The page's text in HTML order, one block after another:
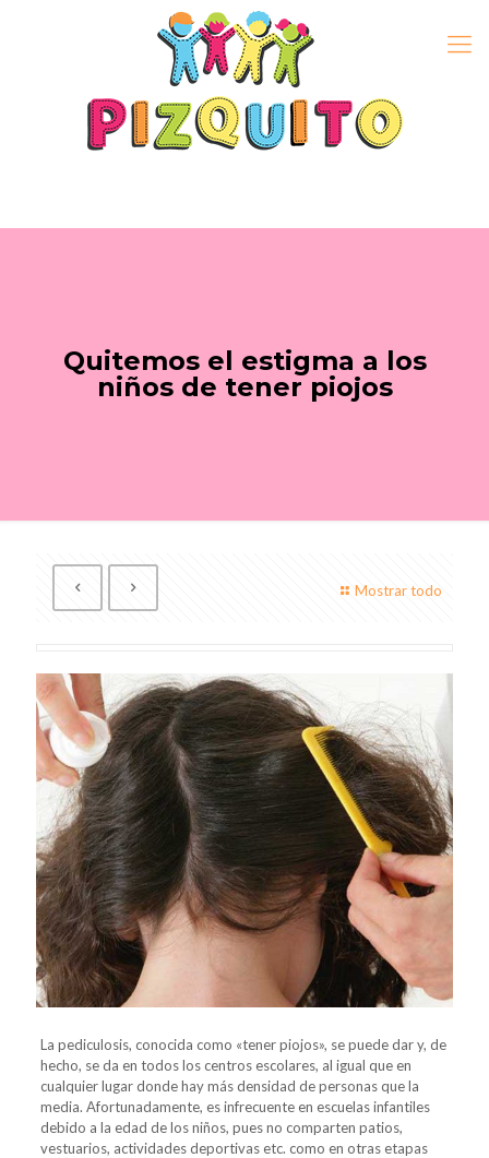
Quitemos el estigma a los
niños de tener piojos
Mostrar todo
La pediculosis, conocida como «tener piojos», se puede dar y, de
hecho, se da en todos los centros escolares, al igual que en
cualquier lugar donde hay más densidad de personas que la
media. Afortunadamente, es infrecuente en escuelas infantiles
debido a la edad de los niños, pues no comparten patios,
vestuarios, actividades deportivas etc. como en otras etapas